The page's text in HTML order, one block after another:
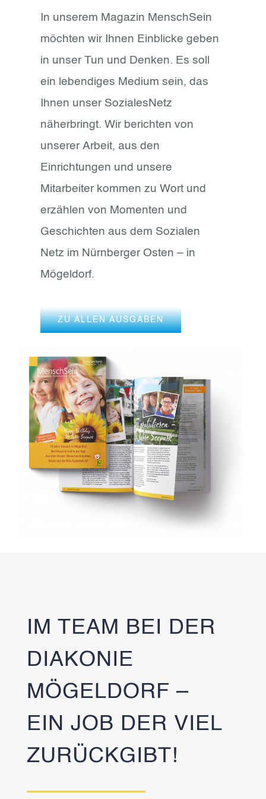
In unserem Magazin MenschSein
möchten wir Ihnen Einblicke geben
in unser Tun und Denken. Es soll
ein lebendiges Medium sein, das
Ihnen unser SozialesNetz
näherbringt. Wir berichten von
unsererArbeit, aus den
Einrichtungen und unsere
Mitarbeiter kommen zu Wort und
erzählen von Momenten und
Geschichten aus dem Sozialen
Netz im Nürnberger Osten – in
Mögeldorf.
ZU ALLEN AUSGABEN
IM TEAM BEI DER
DIAKONIE
MÖGELDORF –
EIN JOB DER VIEL
ZURÜCKGIBT!